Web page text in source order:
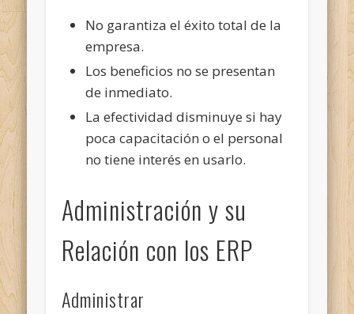
No garantiza el éxito total de la
empresa.
Los beneficios no se presentan
de inmediato.
La efectividad disminuye si hay
poca capacitación o el personal
no tiene interés en usarlo.
Administración y su
Relación con los ERP
Administrar